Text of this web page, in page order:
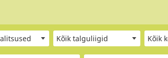
Kõik talguliigid Kõik